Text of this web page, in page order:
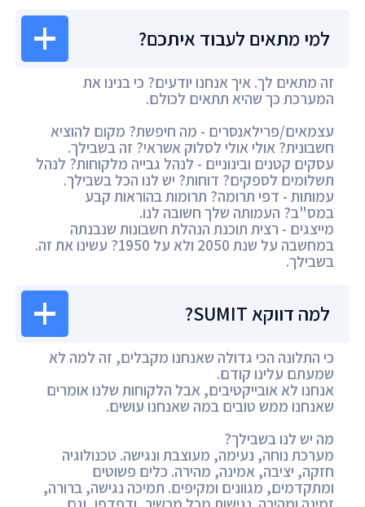
למי מתאים לעבוד איתכם?
זה מתאים לך. איך אנחנו יודעים? כי בנינו את
המערכת כך שהיא תתאים לכולם.
עצמאים/פרילאנסרים - מה חיפשת? מקום להוציא
חשבונית? אולי אולי לסלוק אשראי? זה בשבילך.
עסקים קטנים ובינוניים - לנהל גבייה מלקוחות? לנהל
תשלומים לספקים? דוחות? יש לנו הכל בשבילך.
עמותות - דפי תרומה? תרומות בהוראות קבע
במס"ב? העמותה שלך חשובה לנו.
מייצגים - רצית תוכנת הנהלת חשבונות שנבנתה
במחשבה על שנת 2050 ולא על 1950? עשינו את זה.
בשבילך.
למה דווקא SUMIT?
כי התלונה הכי גדולה שאנחנו מקבלים, זה למה לא
שמעתם עלינו קודם.
אנחנו לא אובייקטיבים, אבל הלקוחות שלנו אומרים
שאנחנו ממש טובים במה שאנחנו עושים.
מה יש לנו בשבילך?
מערכת נוחה, נעימה, מעוצבת ונגישה. טכנולוגיה
חזקה, יציבה, אמינה, מהירה. כלים פשוטים
ומתקדמים, מגוונים ומקיפים. תמיכה נגישה, ברורה,